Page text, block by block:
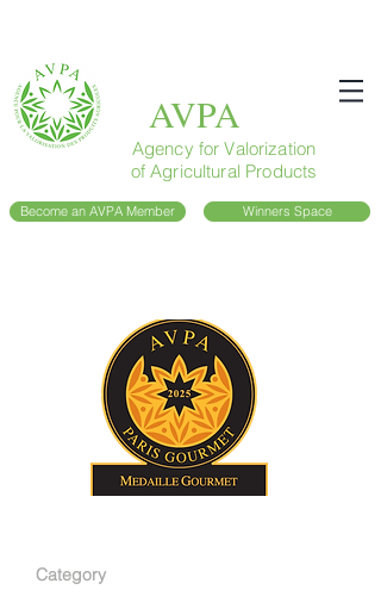
AVPA
Agency for Valorization
of Agricultural Products
Become an AVPA Member Winners Space
Category